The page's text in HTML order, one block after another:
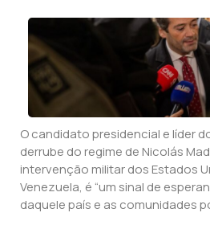
O candidato presidencial e líder
derrube do regime de Nicolás
intervenção militar dos Estados
Venezuela, é “um sinal de
daquele país e as comunidades